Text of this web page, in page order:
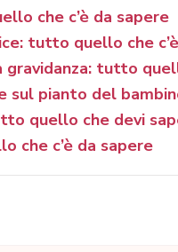
che c’è da sapere
tutto quello che
tutto
sul pianto del
quello che devi
che c’è da sapere